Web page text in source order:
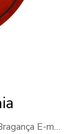
Morada: R. Eduardo Faria 4, 5300-252 Bragança E-mail: geral@grupobardapraia.com Telemóvel: +351 933 999 495 ÁREAS DE NEGÓCIO Bar Restauração Serviços Grupo Bar da Praia O Grupo Bar da Praia, é uma empresa de restauração e bebidas sediada em Bragança. Fundada em 2014, a empresa dedica-se à exploração de cafés, bares e espaços de convívio, oferecendo…